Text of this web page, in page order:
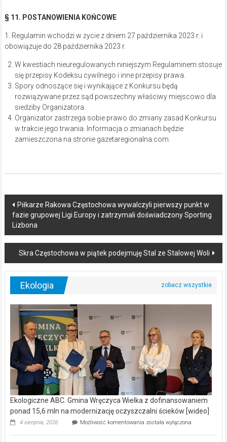
§ 11. POSTANOWIENIA KOŃCOWE
1. Regulamin wchodzi w życie z dniem 27 października 2023 r. i
obowiązuje do 28 października 2023 r.
W kwestiach nieuregulowanych niniejszym Regulaminem stosuje
się przepisy Kodeksu cywilnego i inne przepisy prawa.
Spory odnoszące się i wynikające z Konkursu będą
rozwiązywane przez sąd powszechny właściwy miejscowo dla
siedziby Organizatora.
Organizator zastrzega sobie prawo do zmiany zasad Konkursu
w trakcie jego trwania. Informacja o zmianach będzie
zamieszczona na stronie gazetaregionalna.com.
Post
navigation
Piłkarze Rakowa Częstochowa wywalczyli pierwszy punkt w
fazie grupowej Ligi Europy i zatrzymali doświadczony Sporting
Lizbona
Skra Częstochowa w piątek podejmuję Stal ze Stalowej Woli
Ekologia
Ekologiczne ABC. Gmina Wręczyca Wielka z dofinansowaniem
ponad 15,6 mln na modernizację oczyszczalni ścieków [wideo]
4 sierpnia, 2026 Możliwość komentowania Ekologiczne
została wyłączona